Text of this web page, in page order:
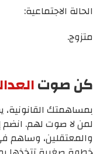
الحالة الاجتماعية:
متزوج.
كن صوت
بمساهمتك
لمن لا صوت لهم. انضم
والمعتقلين، وساهم